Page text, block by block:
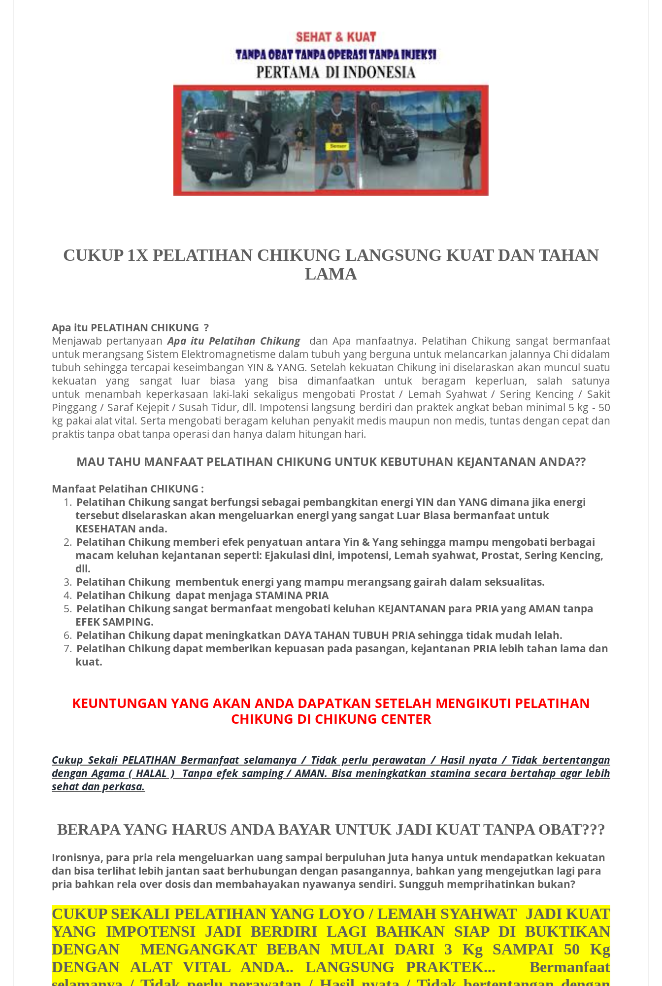
CUKUP 1X PELATIHAN CHIKUNG LANGSUNG KUAT DAN TAHAN
LAMA
Apa itu PELATIHAN CHIKUNG ?
Menjawab pertanyaanApa itu Pelatihan Chikung dan Apa manfaatnya. Pelatihan Chikung sangat bermanfaat
untuk merangsang Sistem Elektromagnetisme dalam tubuh yang berguna untuk melancarkan jalannya Chi didalam
tubuh sehingga tercapai keseimbangan YIN & YANG. Setelah kekuatan Chikung ini diselaraskan akan muncul suatu
kekuatan yang sangat luar biasa yang bisa dimanfaatkan untuk beragam keperluan, salah satunya
untuk menambah keperkasaan laki-laki sekaligus mengobati Prostat / Lemah Syahwat / Sering Kencing / Sakit
Pinggang / Saraf Kejepit / Susah Tidur, dll. Impotensi langsung berdiri dan praktek angkat beban minimal 5 kg - 50
kg pakai alat vital. Serta mengobati beragam keluhan penyakit medis maupun non medis, tuntas dengan cepat dan
praktis tanpa obat tanpa operasi dan hanya dalam hitungan hari.
MAU TAHU MANFAAT PELATIHAN CHIKUNG UNTUK KEBUTUHAN KEJANTANAN ANDA??
Manfaat Pelatihan CHIKUNG :
1. Pelatihan Chikung sangat berfungsi sebagai pembangkitan energi YIN dan YANG dimana jika energi
tersebut diselaraskan akan mengeluarkan energi yang sangat Luar Biasa bermanfaat untuk
KESEHATAN anda.
2. Pelatihan Chikung memberi efek penyatuan antara Yin & Yang sehingga mampu mengobati berbagai
macam keluhan kejantanan seperti: Ejakulasi dini, impotensi, Lemah syahwat, Prostat, Sering Kencing,
dll.
3. Pelatihan Chikung membentuk energi yang mampu merangsang gairah dalam seksualitas.
4. Pelatihan Chikung dapat menjaga STAMINA PRIA
5. Pelatihan Chikung sangat bermanfaat mengobati keluhan KEJANTANAN para PRIA yang AMAN tanpa
EFEK SAMPING.
6. Pelatihan Chikung dapat meningkatkan DAYA TAHAN TUBUH PRIA sehingga tidak mudah lelah.
7. Pelatihan Chikung dapat memberikan kepuasan pada pasangan, kejantanan PRIA lebih tahan lama dan
kuat.
KEUNTUNGAN YANG AKAN ANDA DAPATKAN SETELAH MENGIKUTI PELATIHAN
CHIKUNG DI CHIKUNG CENTER
Cukup Sekali PELATIHAN Bermanfaat selamanya / Tidak perlu perawatan / Hasil nyata / Tidak bertentangan
dengan Agama ( HALAL ) Tanpa efek samping / AMAN. Bisa meningkatkan stamina secara bertahap agar lebih
sehat dan perkasa.
BERAPA YANG HARUS ANDA BAYAR UNTUK JADI KUAT TANPA OBAT???
Ironisnya, para pria rela mengeluarkan uang sampai berpuluhan juta hanya untuk mendapatkan kekuatan
dan bisa terlihat lebih jantan saat berhubungan dengan pasangannya, bahkan yang mengejutkan lagi para
pria bahkan rela over dosis dan membahayakan nyawanya sendiri. Sungguh memprihatinkan bukan?
CUKUP SEKALI PELATIHAN YANG LOYO / LEMAH SYAHWAT JADI KUAT
YANG IMPOTENSI JADI BERDIRI LAGI BAHKAN SIAP DI BUKTIKAN
DENGAN MENGANGKAT BEBAN MULAI DARI 3 Kg SAMPAI 50 Kg
DENGAN ALAT VITAL ANDA.. LANGSUNG PRAKTEK... Bermanfaat